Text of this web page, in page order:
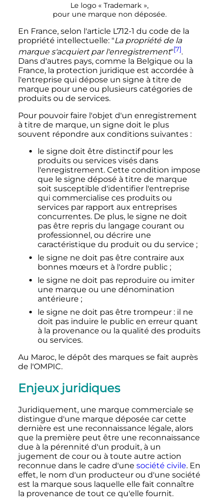
Le logo « Trademark »,
pour une marque non déposée.
En France, selon l'article L712-1 du code de la
propriété intellectuelle: "La propriété de la
marque s'acquiert par l'enregistrement"[7].
Dans d'autres pays, comme la Belgique ou la
France, la protection juridique est accordée à
l'entreprise qui dépose un signe à titre de
marque pour une ou plusieurs catégories de
produits ou de services.
Pour pouvoir faire l'objet d'un enregistrement
à titre de marque, un signe doit le plus
souvent répondre aux conditions suivantes :
le signe doit être distinctif pour les
produits ou services visés dans
l'enregistrement. Cette condition impose
que le signe déposé à titre de marque
soit susceptible d'identifier l'entreprise
qui commercialise ces produits ou
services par rapport aux entreprises
concurrentes. De plus, le signe ne doit
pas être repris du langage courant ou
professionnel, ou décrire une
caractéristique du produit ou du service ;
le signe ne doit pas être contraire aux
bonnes mœurs et à l'ordre public ;
le signe ne doit pas reproduire ou imiter
une marque ou une dénomination
antérieure ;
le signe ne doit pas être trompeur : il ne
doit pas induire le public en erreur quant
à la provenance ou la qualité des produits
ou services.
Au Maroc, le dépôt des marques se fait auprès
de l'OMPIC.
Enjeux juridiques
Juridiquement, une marque commerciale se
distingue d'une marque déposée car cette
dernière est une reconnaissance légale, alors
que la première peut être une reconnaissance
due à la pérennité d'un produit, à un
jugement de cour ou à toute autre action
reconnue dans le cadre d'une société civile. En
effet, le nom d'un producteur ou d'une société
est la marque sous laquelle elle fait connaître
la provenance de tout ce qu'elle fournit.